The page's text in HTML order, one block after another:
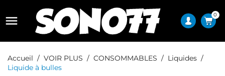
 0
Accueil VOIR PLUS CONSOMMABLES
Liquides
Liquide à bulles